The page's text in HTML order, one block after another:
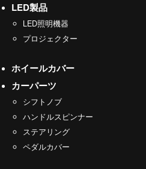
LED製品
LED照明機器
プロジェクター
ホイールカバー
カーパーツ
シフトノブ
ハンドルスピンナー
ステアリング
ペダルカバー